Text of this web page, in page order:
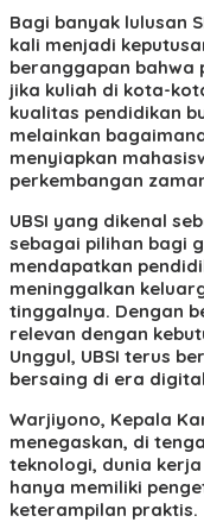
Bagi banyak lulusan
kali menjadi
beranggapan bahwa
jika kuliah di kota-
kualitas pendidikan
melainkan
menyiapkan
perkembangan
UBSI yang dikenal
sebagai pilihan bagi
mendapatkan
meninggalkan
tinggalnya. Dengan
relevan dengan
Unggul, UBSI terus
bersaing di era
Warjiyono, Kepala
menegaskan, di
teknologi, dunia
hanya memiliki
keterampilan praktis.